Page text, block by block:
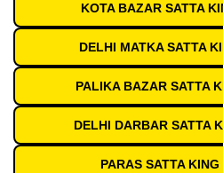
KOTA BAZAR SATTA
DELHI MATKA SATTA
PALIKA BAZAR SATTA
DELHI DARBAR SATTA
PARAS SATTA